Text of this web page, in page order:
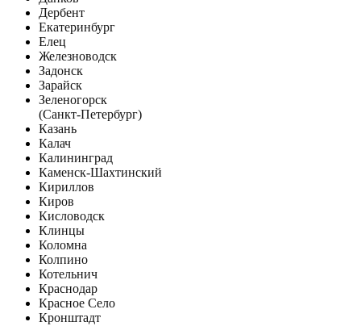
Дербент
Екатеринбург
Елец
Железноводск
Задонск
Зарайск
Зеленогорск
(Санкт-Петербург)
Казань
Калач
Калининград
Каменск-Шахтинский
Кириллов
Киров
Кисловодск
Клинцы
Коломна
Колпино
Котельнич
Краснодар
Красное Село
Кронштадт